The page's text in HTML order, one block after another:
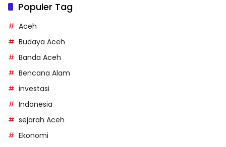
Populer Tag
Aceh
Budaya Aceh
Banda Aceh
Bencana Alam
investasi
Indonesia
sejarah Aceh
Ekonomi